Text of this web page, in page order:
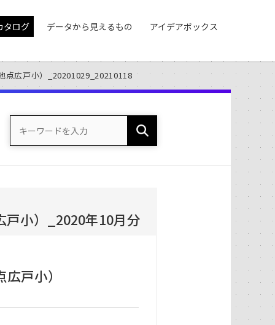
タログ データから見えるもの アイデアボックス
点広戸小）_20201029_20210118
小）_2020年10月分
戸小）